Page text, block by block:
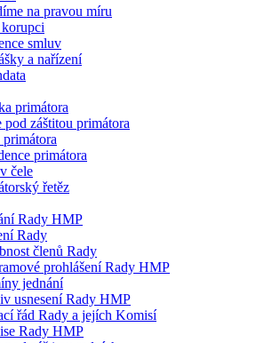
na pravou míru
smluv
a nařízení
primátora
pod záštitou primátora
primátora
čele
řetěz
Rady HMP
Rady
členů Rady
prohlášení Rady HMP
jednání
usnesení Rady HMP
řád Rady a jejích Komisí
Rady HMP